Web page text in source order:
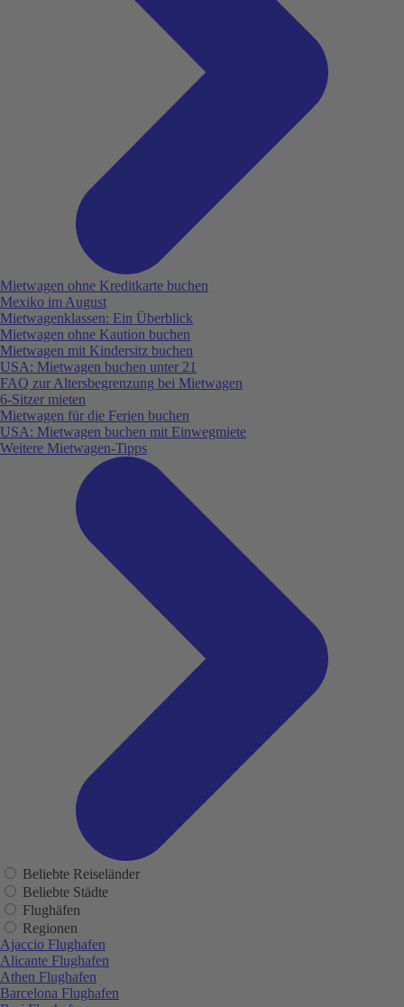
Mietwagen ohne Kreditkarte buchen
Mexiko im August
Mietwagenklassen: Ein Überblick
Mietwagen ohne Kaution buchen
Mietwagen mit Kindersitz buchen
USA: Mietwagen buchen unter 21
FAQ zur Altersbegrenzung bei Mietwagen
6-Sitzer mieten
Mietwagen für die Ferien buchen
USA: Mietwagen buchen mit Einwegmiete
Weitere Mietwagen-Tipps
Beliebte Reiseländer
Beliebte Städte
Flughäfen
Regionen
Ajaccio Flughafen
Alicante Flughafen
Athen Flughafen
Barcelona Flughafen